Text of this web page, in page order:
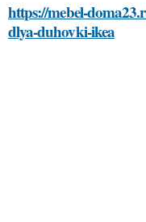
https://mebel-
dlya-duhovki-ikea